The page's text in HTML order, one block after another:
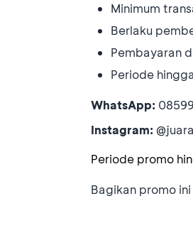
Minimum
Berlaku
Pembayaran
Periode
WhatsApp:
Instagram:
Periode promo
Bagikan promo ini